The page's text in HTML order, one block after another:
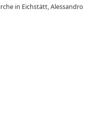
in Eichstätt, Alessandro